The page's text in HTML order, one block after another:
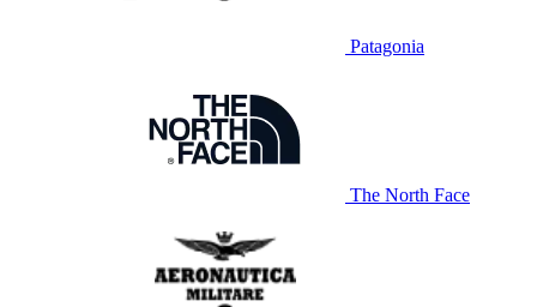
Patagonia
The North Face